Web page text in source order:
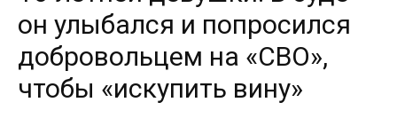
он улыбался и попросился
добровольцем на «СВО»,
чтобы «искупить вину»